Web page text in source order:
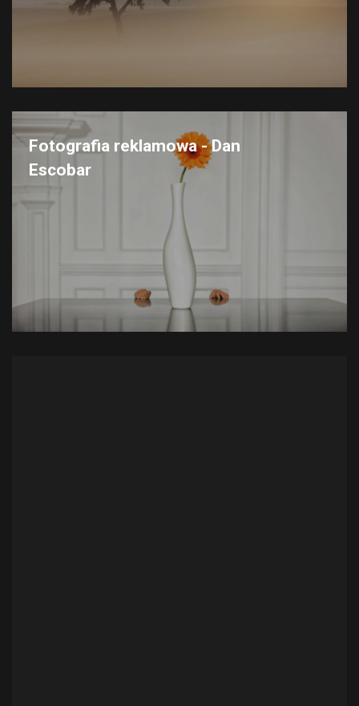
Fotografia reklamowa - Dan
Escobar